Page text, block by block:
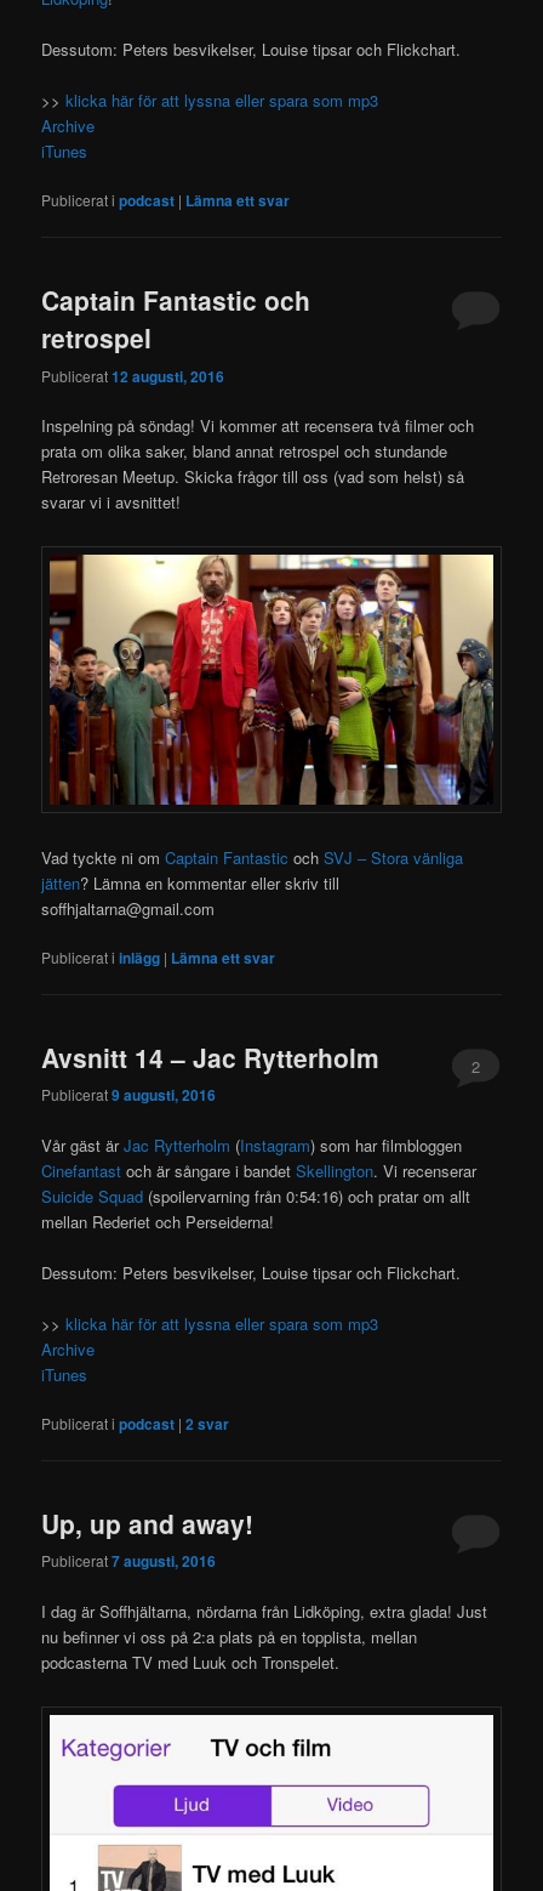
Dessutom: Peters besvikelser, Louise tipsar och Flickchart.
>>klicka här för att lyssna eller spara som mp3
Archive
iTunes
Publicerat i podcast | Lämna ett svar
Captain Fantastic och
retrospel
Publicerat12 augusti, 2016
Inspelning på söndag! Vi kommer att recensera två filmer och
prata om olika saker, bland annat retrospel och stundande
Retroresan Meetup. Skicka frågor till oss (vad som helst) så
svarar vi i avsnittet!
Vad tyckte ni omCaptain Fantastic ochSVJ – Stora vänliga
jätten? Lämna en kommentar eller skriv till
soffhjaltarna@gmail.com
Publicerat i inlägg | Lämna ett svar
Avsnitt 14 – Jac Rytterholm
Publicerat9 augusti, 2016
2
Vår gäst ärJac Rytterholm (Instagram) som har filmbloggen
Cinefantast och är sångare i bandetSkellington. Vi recenserar
Suicide Squad (spoilervarning från 0:54:16) och pratar om allt
mellan Rederiet och Perseiderna!
Dessutom: Peters besvikelser, Louise tipsar och Flickchart.
>>klicka här för att lyssna eller spara som mp3
Archive
iTunes
Publicerat i podcast |2 svar
Up, up and away!
Publicerat7 augusti, 2016
I dag är Soffhjältarna, nördarna från Lidköping, extra glada! Just
nu befinner vi oss på 2:a plats på en topplista, mellan
podcasterna TV med Luuk och Tronspelet.